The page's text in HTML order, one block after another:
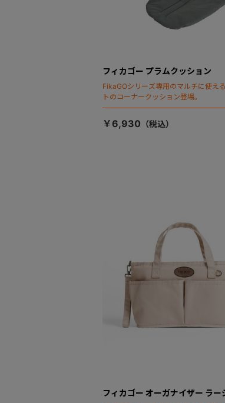
フィカゴー プラムクッション
FikaGOシリーズ専用のマルチに使え
トのコーナークッション登場。
￥6,930
フィカゴー オーガナイザー ラー